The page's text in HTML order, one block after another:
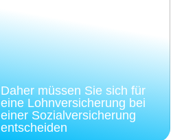
Daher müssen Sie sich für
eine Lohnversicherung bei
einer Sozialversicherung
entscheiden